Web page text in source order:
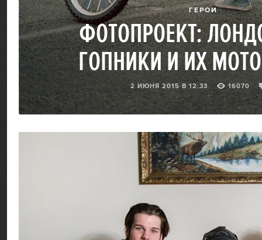
ГЕРОИ
ФОТОПРОЕКТ:
ГОПНИКИ И ИХ
2 ИЮНЯ 2015 В 12:33 16070